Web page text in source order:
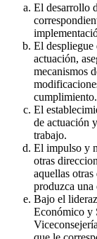
El desarrollo
El despliegue
actuación,
mecanismos
cumplimiento.
El
de actuación
trabajo.
El impulso y
otras
aquellas
produzca una
Bajo el
Económico y